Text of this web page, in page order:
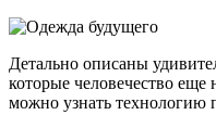
Детально описаны
которые человечество еще
можно узнать